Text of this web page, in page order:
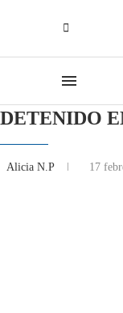
DETENIDO
Alicia N.P 17